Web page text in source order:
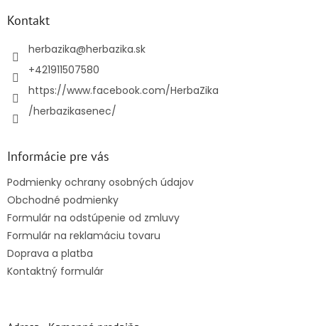
Kontakt
herbazika@herbazika.sk
+421911507580
https://www.facebook.com/HerbaZika
/herbazikasenec/
Informácie pre vás
Podmienky ochrany osobných údajov
Obchodné podmienky
Formulár na odstúpenie od zmluvy
Formulár na reklamáciu tovaru
Doprava a platba
Kontaktný formulár